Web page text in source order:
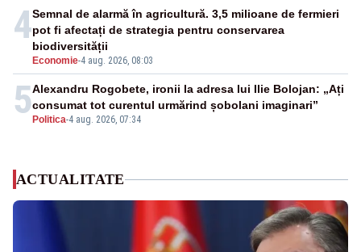
4
Economie-4 aug. 2026, 08:03
Semnal de alarmă în agricultură. 3,5 milioane de fermieri
pot fi afectați de strategia pentru conservarea
biodiversității
5 Politica-4 aug. 2026, 07:34
Alexandru Rogobete, ironii la adresa lui Ilie Bolojan: „Ați
consumat tot curentul urmărind șobolani imaginari”
ACTUALITATE